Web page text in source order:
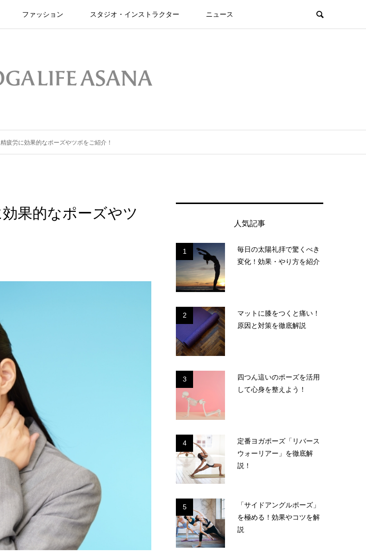
ファッション スタジオ・インストラクター ニュース
疲労に効果的なポーズやツボをご紹介！
果的なポーズやツ
人気記事
1
毎日の太陽礼拝で驚くべき
変化！効果・やり方を紹介
2
マットに膝をつくと痛い！
原因と対策を徹底解説
3
四つん這いのポーズを活用
して心身を整えよう！
4
定番ヨガポーズ「リバース
ウォーリアー」を徹底解
説！
5
「サイドアングルポーズ」
を極める！効果やコツを解
説